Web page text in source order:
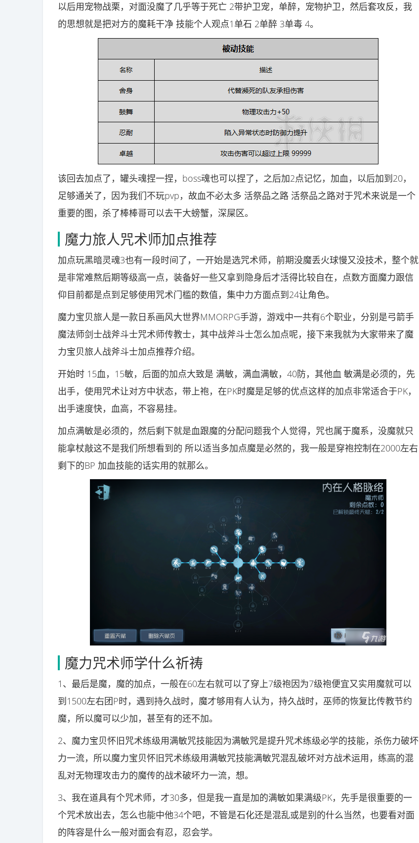
以后用宠物战栗，对面没魔了几乎等于死亡 2带护卫宠，单醉，宠物护卫，然后套攻反，我
的思想就是把对方的魔耗干净 技能个人观点1单石 2单醉 3单毒 4。
该回去加点了，罐头魂捏一捏，boss魂也可以捏了，之后加2点记忆，加血，以后加到20，
足够通关了，因为我们不玩pvp，故血不必太多 活祭品之路 活祭品之路对于咒术来说是一个
重要的图，杀了棒棒哥可以去干大螃蟹，深屎区。
魔力旅人咒术师加点推荐
加点玩黑暗灵魂3也有一段时间了，一开始是选咒术师，前期没魔丢火球慢又没技术，整个就
是非常难熬后期等级高一点，装备好一些又拿到隐身后才活得比较自在，点数方面魔力跟信
仰目前都是点到足够使用咒术门槛的数值，集中力方面点到24让角色。
魔力宝贝旅人是一款日系画风大世界MMORPG手游，游戏中一共有6个职业，分别是弓箭手
魔法师剑士战斧斗士咒术师传教士，其中战斧斗士怎么加点呢，接下来我就为大家带来了魔
力宝贝旅人战斧斗士加点推荐介绍。
开始时 15血，15敏，后面的加点大致是 满敏，满血满敏，40防，其他血 敏满是必须的，先
出手，使用咒术让对方中状态，带上袍，在PK时魔是足够的优点这样的加点非常适合于PK，
出手速度快，血高，不容易挂。
加点满敏是必须的，然后剩下就是血跟魔的分配问题我个人觉得，咒也属于魔系，没魔就只
能拿杖敲这不是我们所想看到的 所以适当多加点魔是必然的，我一般是穿袍控制在2000左右
剩下的BP 加血技能的话实用的就那么。
魔力咒术师学什么祈祷
1、最后是魔，魔的加点，一般在60左右就可以了穿上7级袍因为7级袍便宜又实用魔就可以
到1500左右团P时，遇到持久战时，魔才够用有人认为，持久战时，巫师的恢复比传教节约
魔，所以魔可以少加，甚至有的还不加。
2、魔力宝贝怀旧咒术练级用满敏咒技能因为满敏咒是提升咒术练级必学的技能，杀伤力破坏
力一流，所以魔力宝贝怀旧咒术练级用满敏咒技能满敏咒混乱破坏对方战术运用，练高的混
乱对无物理攻击力的魔传的战术破坏力一流，想。
3、我在道具有个咒术师，才30多，但是我一直是加的满敏如果满级PK，先手是很重要的一
个咒术放出去，怎么也能中他34个吧，不管是石化还是混乱或是别的什么当然，也要看对面
的阵容是什么一般对面会有忍，忍会学。